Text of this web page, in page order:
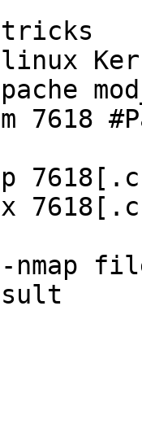
tricks
7618